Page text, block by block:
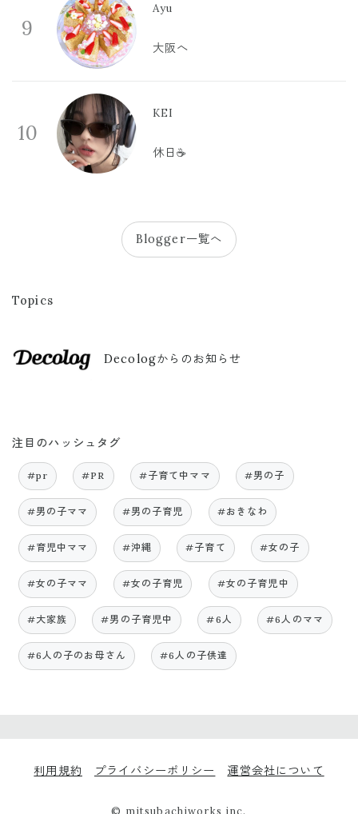
9
Ayu
大阪へ
10
KEI
休日☕️
Blogger一覧へ
Topics
Decologからのお知らせ
注目のハッシュタグ
#pr #PR #子育て中ママ #男の子
#男の子ママ #男の子育児 #おきなわ
#育児中ママ #沖縄 #子育て #女の子
#女の子ママ #女の子育児 #女の子育児中
#大家族 #男の子育児中 #6人 #6人のママ
#6人の子のお母さん #6人の子供達
利用規約 プライバシーポリシー 運営会社について
© mitsubachiworks inc.